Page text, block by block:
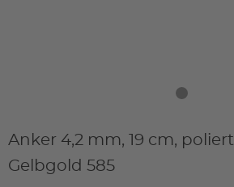
Anker 4,2 mm, 19 cm, poliert
Gelbgold 585